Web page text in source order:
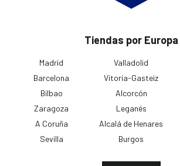
Tiendas por Europa
Madrid
Barcelona
Bilbao
Zaragoza
A Coruña
Sevilla
Valladolid
Vitoria-Gasteiz
Alcorcón
Leganés
Alcalá de Henares
Burgos